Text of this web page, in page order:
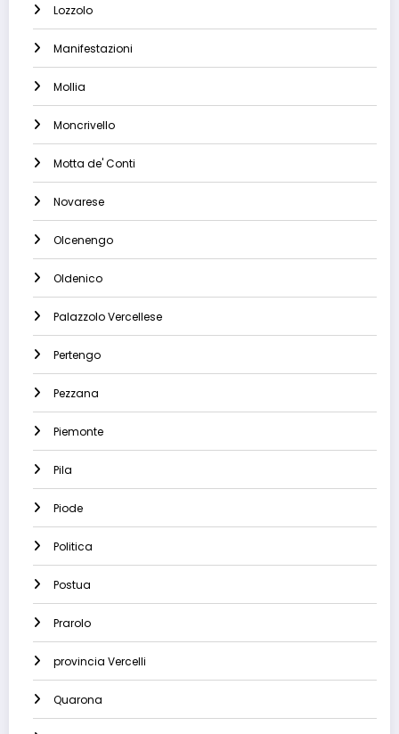
Lozzolo
Manifestazioni
Mollia
Moncrivello
Motta de' Conti
Novarese
Olcenengo
Oldenico
Palazzolo Vercellese
Pertengo
Pezzana
Piemonte
Pila
Piode
Politica
Postua
Prarolo
provincia Vercelli
Quarona